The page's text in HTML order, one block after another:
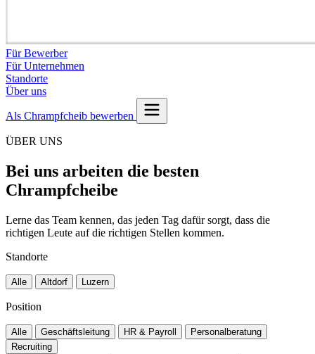
Für Bewerber
Für Unternehmen
Standorte
Über uns
Als Chrampfcheib bewerben
ÜBER UNS
Bei uns arbeiten die besten
Chrampfcheibe
Lerne das Team kennen, das jeden Tag dafür sorgt, dass die
richtigen Leute auf die richtigen Stellen kommen.
Standorte
Alle Altdorf Luzern
Position
Alle Geschäftsleitung HR & Payroll
Personalberatung
Recruiting